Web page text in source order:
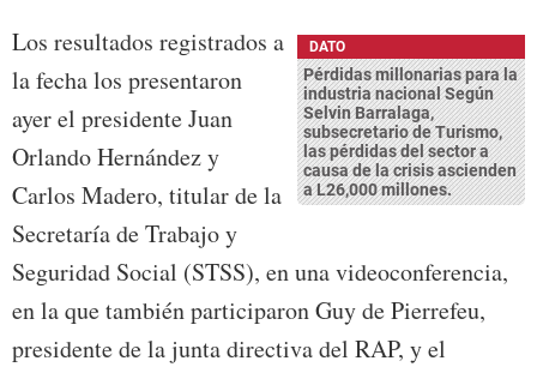
DATO
Pérdidas millonarias para la
industria nacional Según
Selvin Barralaga,
subsecretario de Turismo,
las pérdidas del sector a
causa de la crisis ascienden
a L26,000 millones.
Los resultados registrados a
la fecha los presentaron
ayer el presidente Juan
Orlando Hernández y
Carlos Madero, titular de la
Secretaría de Trabajo y
Seguridad Social (STSS), en una videoconferencia,
en la que también participaron Guy de Pierrefeu,
presidente de la junta directiva del RAP, y el